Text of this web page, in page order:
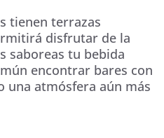
tienen terrazas
disfrutar de la
saboreas tu bebida
encontrar bares con
una atmósfera aún más